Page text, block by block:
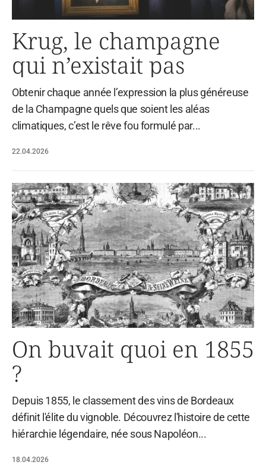
22.04.2026
Krug, le champagne
qui n’existait pas
Obtenir chaque année l’expression la plus généreuse
de la Champagne quels que soient les aléas
climatiques, c’est le rêve fou formulé par...
18.04.2026
On buvait quoi en 1855
?
Depuis 1855, le classement des vins de Bordeaux
définit l'élite du vignoble. Découvrez l'histoire de cette
hiérarchie légendaire, née sous Napoléon...